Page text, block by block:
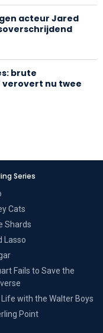
acteur Jared
brute
nu twee
Series
Cats
Shards
Lasso
Fails to Save the
Life with the Walter Boys
Point